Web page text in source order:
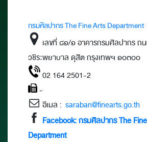
กรมศิลปากร The Fine Arts Department
เลขที่ ๘๑/๑ อาคารกรมศิลปากร ถ
วชิระพยาบาล ดุสิต กรุงเทพฯ ๑๐๓๐๐
02 164 2501-2
-
อีเมล : saraban@finearts.go.th
Facebook: กรมศิลปากร The
Department